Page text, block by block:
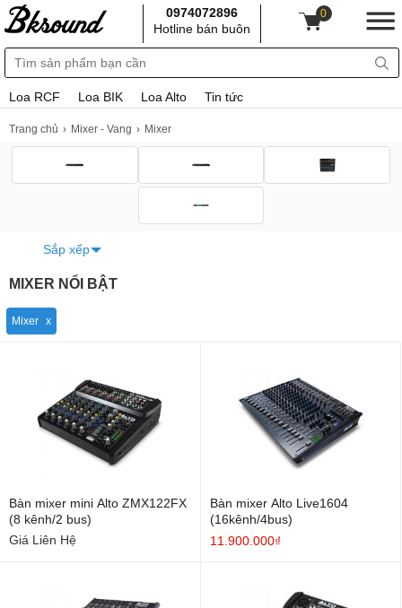
0974072896
Hotline bán buôn
0
Loa RCF Loa BIK Loa Alto Tin tức
Trang chủ Mixer - Vang Mixer
Sắp xếp
MIXER NỔI BẬT
Mixer
Bàn mixer mini Alto ZMX122FX
(8 kênh/2 bus)
Giá Liên Hệ
Bàn mixer Alto Live1604
(16kênh/4bus)
11.900.000₫